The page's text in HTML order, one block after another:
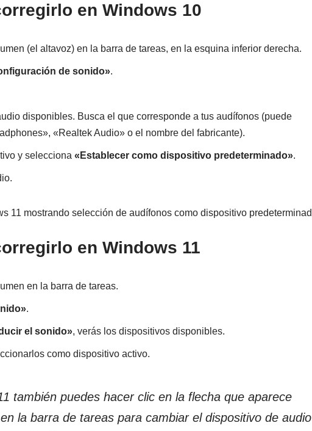
en Windows 10
(el altavoz) en la barra de tareas, en la esquina inferior derecha.
de sonido».
disponibles. Busca el que corresponde a tus audífonos (puede
«Realtek Audio» o el nombre del fabricante).
y selecciona «Establecer como dispositivo predeterminado».
en Windows 11
en la barra de tareas.
.
el sonido», verás los dispositivos disponibles.
como dispositivo activo.
también puedes hacer clic en la flecha que aparece
la barra de tareas para cambiar el dispositivo de audio